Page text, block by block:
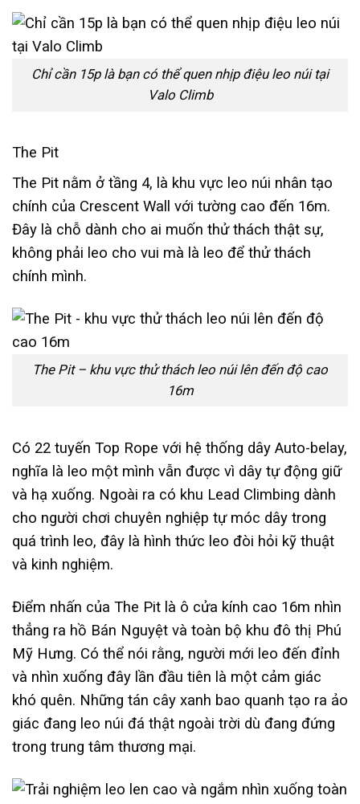
Chỉ cần 15p là bạn có thể quen nhịp điệu leo núi tại
Valo Climb
The Pit
The Pit nằm ở tầng 4, là khu vực leo núi nhân tạo
chính của Crescent Wall với tường cao đến 16m.
Đây là chỗ dành cho ai muốn thử thách thật sự,
không phải leo cho vui mà là leo để thử thách
chính mình.
The Pit – khu vực thử thách leo núi lên đến độ cao
16m
Có 22 tuyến Top Rope với hệ thống dây Auto-belay,
nghĩa là leo một mình vẫn được vì dây tự động giữ
và hạ xuống. Ngoài ra có khu Lead Climbing dành
cho người chơi chuyên nghiệp tự móc dây trong
quá trình leo, đây là hình thức leo đòi hỏi kỹ thuật
và kinh nghiệm.
Điểm nhấn của The Pit là ô cửa kính cao 16m nhìn
thẳng ra hồ Bán Nguyệt và toàn bộ khu đô thị Phú
Mỹ Hưng. Có thể nói rằng, người mới leo đến đỉnh
và nhìn xuống đây lần đầu tiên là một cảm giác
khó quên. Những tán cây xanh bao quanh tạo ra ảo
giác đang leo núi đá thật ngoài trời dù đang đứng
trong trung tâm thương mại.